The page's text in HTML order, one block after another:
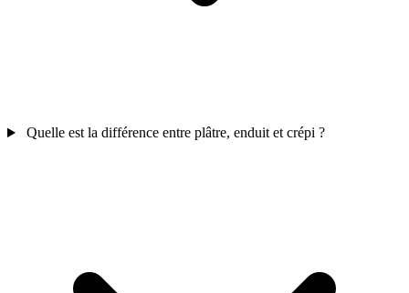
Quelle est la différence entre plâtre, enduit et crépi ?